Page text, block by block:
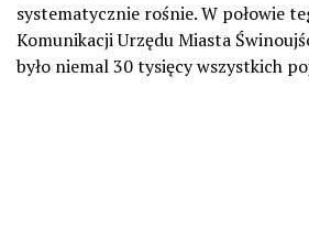
systematycznie rośnie. W połowie
Komunikacji Urzędu Miasta
było niemal 30 tysięcy wszystkich